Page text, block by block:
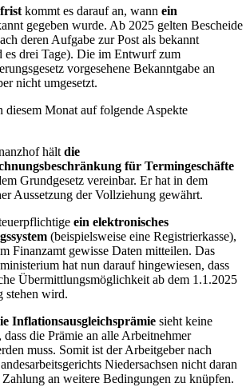
kommt es darauf an, wann ein
gegeben wurde. Ab 2025 gelten Bescheide
deren Aufgabe zur Post als bekannt
es drei Tage). Die im Entwurf zum
vorgesehene Bekanntgabe an
nicht umgesetzt.
diesem Monat auf folgende Aspekte
hält die
für Termingeschäfte
Grundgesetz vereinbar. Er hat in dem
Aussetzung der Vollziehung gewährt.
ein elektronisches
(beispielsweise eine Registrierkasse),
Finanzamt gewisse Daten mitteilen. Das
hat nun darauf hingewiesen, dass
Übermittlungsmöglichkeit ab dem 1.1.2025
stehen wird.
Inflationsausgleichsprämie sieht keine
die Prämie an alle Arbeitnehmer
muss. Somit ist der Arbeitgeber nach
Niedersachsen nicht daran
an weitere Bedingungen zu knüpfen.